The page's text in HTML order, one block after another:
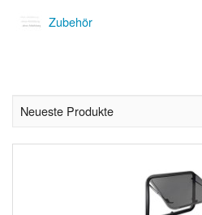
Zubehör
Neueste Produkte